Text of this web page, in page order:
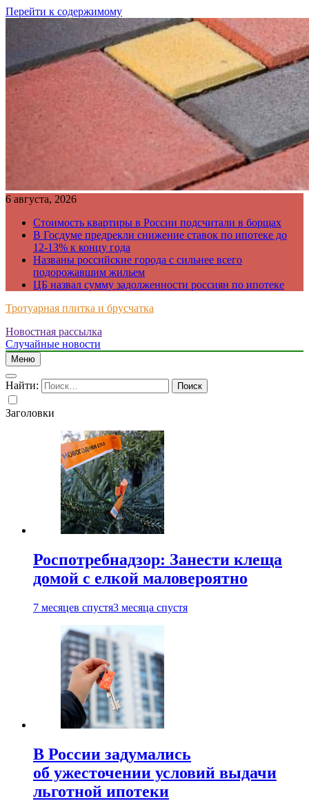
Перейти к содержимому
6 августа, 2026
Стоимость квартиры в России подсчитали в борщах
В Госдуме предрекли снижение ставок по ипотеке до
12-13% к концу года
Названы российские города с сильнее всего
подорожавшим жильем
ЦБ назвал сумму задолженности россиян по ипотеке
Тротуарная плитка и брусчатка
Just another WordPress site
Новостная рассылка
Случайные новости
Меню
Найти:
Заголовки
Роспотребнадзор: Занести клеща
домой с елкой маловероятно
7 месяцев спустя3 месяца спустя
В России задумались
об ужесточении условий выдачи
льготной ипотеки